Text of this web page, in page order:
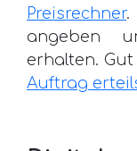
Preisrechner.
angeben
erhalten.
Auftrag